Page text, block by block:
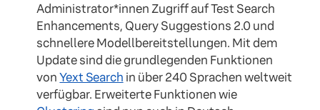
Administrator*innen Zugriff auf Test Search
Enhancements, Query Suggestions 2.0 und
schnellere Modellbereitstellungen. Mit dem
Update sind die grundlegenden Funktionen
vonYext Search in über 240 Sprachen weltweit
verfügbar. Erweiterte Funktionen wie